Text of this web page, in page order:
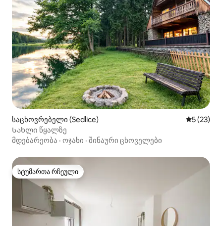
საცხოვრებელი (Sedlice) საშუალო
5 (23)
Სახლი წყალზე
მდებარეობა · ოჯახი · შინაური ცხოველები
სტუმართა რჩეული
სტუმართა რჩეული